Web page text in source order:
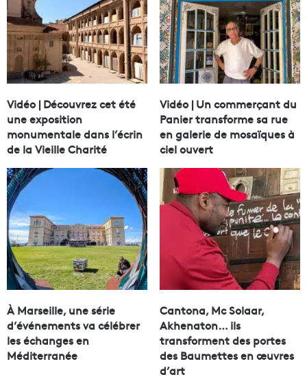
Vidéo | Découvrez cet été
une exposition
monumentale dans l’écrin
de la Vieille Charité
Vidéo | Un commerçant du
Panier transforme sa rue
en galerie de mosaïques à
ciel ouvert
À Marseille, une série
d’événements va célébrer
les échanges en
Méditerranée
Cantona, Mc Solaar,
Akhenaton… ils
transforment des portes
des Baumettes en œuvres
d’art